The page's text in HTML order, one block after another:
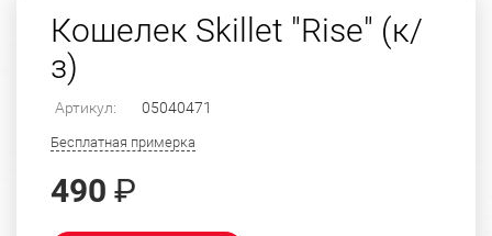
Кошелек Skillet "Rise" (к/
з)
Артикул: 05040471
Бесплатная примерка
490 ₽